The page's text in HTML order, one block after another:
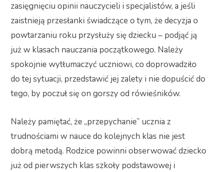
zasięgnięciu opinii nauczycieli i specjalistów, a jeśli
zaistnieją przesłanki świadczące o tym, że decyzja o
powtarzaniu roku przysłuży się dziecku – podjąć ją
już w klasach nauczania początkowego. Należy
spokojnie wytłumaczyć uczniowi, co doprowadziło
do tej sytuacji, przedstawić jej zalety i nie dopuścić do
tego, by poczuł się on gorszy od rówieśników.
Należy pamiętać, że „przepychanie” ucznia z
trudnościami w nauce do kolejnych klas nie jest
dobrą metodą. Rodzice powinni obserwować dziecko
już od pierwszych klas szkoły podstawowej i